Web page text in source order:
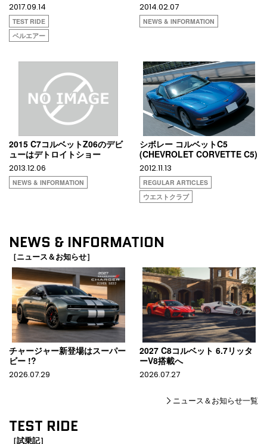
2017.09.14
TEST RIDE
ベルエアー
2014.02.07
NEWS & INFORMATION
2015 C7コルベットZ06のデビ
ューはデトロイトショー
2013.12.06
NEWS & INFORMATION
シボレー コルベットC5
(CHEVROLET CORVETTE C5)
2012.11.13
REGULAR ARTICLES
ウエストクラブ
NEWS & INFORMATION
［ニュース＆お知らせ］
チャージャー新登場はスーパー
ビー !?
2026.07.29
2027 C8コルベット 6.7リッタ
ーV8搭載へ
2026.07.27
ニュース＆お知らせ一覧
TEST RIDE
［試乗記］